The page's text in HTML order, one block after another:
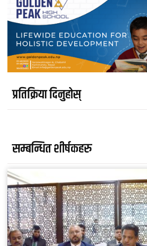
प्रतिक्रिया दिनुहोस्
सम्बन्धित शीर्षकहरु